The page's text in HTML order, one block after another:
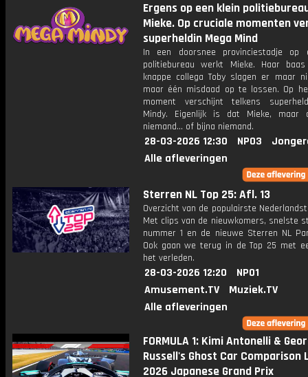
Ergens op een klein
Mieke. Op cruciale momenten
superheldin Mega Mind
In een doorsnee provinciestadje op
politiebureau werkt Mieke. Haar
knappe collega Toby slagen er maar
maar één misdaad op te lossen. Op
moment verschijnt telkens
Mindy. Eigenlijk is dat Mieke, maar
niemand... of bijna niemand.
28-03-2026 12:30 NPO3
Alle afleveringen
Sterren NL Top 25: Afl. 13
Overzicht van de populairste
Met clips van de nieuwkomers, snelste
nummer 1 en de nieuwe Sterren NL
Ook gaan we terug in de Top 25 met
het verleden.
28-03-2026 12:20
NPO1
Amusement.TV
Muziek.TV
Alle afleveringen
FORMULA 1: Kimi Antonelli &
Russell's Ghost Car Comparison
2026 Japanese Grand Prix